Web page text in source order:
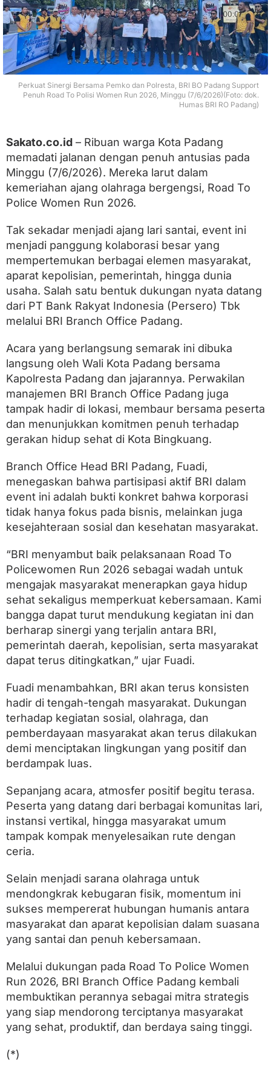
r
s
a
m
a
P
e
k
o
P
o
r
e
s
t
,
B
R
I
B
P
a
d
g
S
p
p
o
r
t
P
u
h
R
o
a
d
P
o
i
c
e
o
m
e
n
u
n
0
2
6
Perkuat Sinergi Bersama Pemko dan Polresta, BRI BO Padang Support
Penuh Road To Polisi Women Run 2026, Minggu (7/6/2026)(Foto: dok.
Humas BRI RO Padang)
Sakato.co.id – Ribuan warga Kota Padang
memadati jalanan dengan penuh antusias pada
Minggu (7/6/2026). Mereka larut dalam
kemeriahan ajang olahraga bergengsi, Road To
Police Women Run 2026.
Tak sekadar menjadi ajang lari santai, event ini
menjadi panggung kolaborasi besar yang
mempertemukan berbagai elemen masyarakat,
aparat kepolisian, pemerintah, hingga dunia
usaha. Salah satu bentuk dukungan nyata datang
dari PT Bank Rakyat Indonesia (Persero) Tbk
melalui BRI Branch Office Padang.
Acara yang berlangsung semarak ini dibuka
langsung oleh Wali Kota Padang bersama
Kapolresta Padang dan jajarannya. Perwakilan
manajemen BRI Branch Office Padang juga
tampak hadir di lokasi, membaur bersama peserta
dan menunjukkan komitmen penuh terhadap
gerakan hidup sehat di Kota Bingkuang.
Branch Office Head BRI Padang, Fuadi,
menegaskan bahwa partisipasi aktif BRI dalam
event ini adalah bukti konkret bahwa korporasi
tidak hanya fokus pada bisnis, melainkan juga
kesejahteraan sosial dan kesehatan masyarakat.
“BRI menyambut baik pelaksanaan Road To
Policewomen Run 2026 sebagai wadah untuk
mengajak masyarakat menerapkan gaya hidup
sehat sekaligus memperkuat kebersamaan. Kami
bangga dapat turut mendukung kegiatan ini dan
berharap sinergi yang terjalin antara BRI,
pemerintah daerah, kepolisian, serta masyarakat
dapat terus ditingkatkan,” ujar Fuadi.
Fuadi menambahkan, BRI akan terus konsisten
hadir di tengah-tengah masyarakat. Dukungan
terhadap kegiatan sosial, olahraga, dan
pemberdayaan masyarakat akan terus dilakukan
demi menciptakan lingkungan yang positif dan
berdampak luas.
Sepanjang acara, atmosfer positif begitu terasa.
Peserta yang datang dari berbagai komunitas lari,
instansi vertikal, hingga masyarakat umum
tampak kompak menyelesaikan rute dengan
ceria.
Selain menjadi sarana olahraga untuk
mendongkrak kebugaran fisik, momentum ini
sukses mempererat hubungan humanis antara
masyarakat dan aparat kepolisian dalam suasana
yang santai dan penuh kebersamaan.
Melalui dukungan pada Road To Police Women
Run 2026, BRI Branch Office Padang kembali
membuktikan perannya sebagai mitra strategis
yang siap mendorong terciptanya masyarakat
yang sehat, produktif, dan berdaya saing tinggi.
(*)